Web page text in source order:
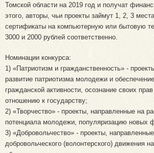
Томской области на 2019 год и получат
этого, авторы, чьи проекты займут 1, 2, 3
сертификаты на компьютерную или бытовую
3000 и 2000 рублей соответственно.
Номинации конкурса:
1) «Патриотизм и гражданственность» -
развитие патриотизма молодежи и
гражданской активности, осознание своих
отношению к государству;
2) «Творчество» - проекты, направленные на
потенциала молодежи, популяризацию новых
3) «Добровольчество» - проекты,
добровольческого (волонтерского) движения